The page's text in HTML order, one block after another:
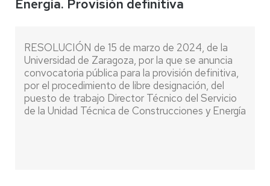
Energía. Provisión definitiva
RESOLUCIÓN de 15 de marzo de 2024, de la
Universidad de Zaragoza, por la que se anuncia
convocatoria pública para la provisión definitiva,
por el procedimiento de libre designación, del
puesto de trabajo Director Técnico del Servicio
de la Unidad Técnica de Construcciones y Energía